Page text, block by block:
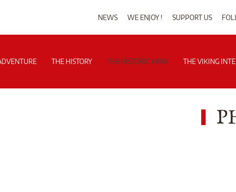
NEWS WE ENJOY ! SUPPORT US
THE HISTORY THE HISTORIC PARK THE VIKING